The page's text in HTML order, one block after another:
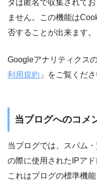
タは匿名で収集されて
ません。この機能は
否することが出来ます。
Googleアナリティクス
利用規約 」をご覧くださ
当ブログへのコメ
当ブログでは、スパム
の際に使用されたIPアド
これはブログの標準機